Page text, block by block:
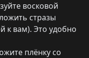
восковой
стразы
к вам). Это удобно
плёнку со